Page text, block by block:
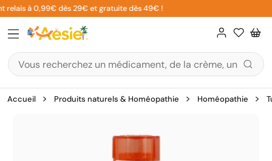
Aller
au
contenu
à 0,99€ dès 29€ et gratuite dès 49€ !
Accueil Produits naturels & Homéopathie Homéopathie